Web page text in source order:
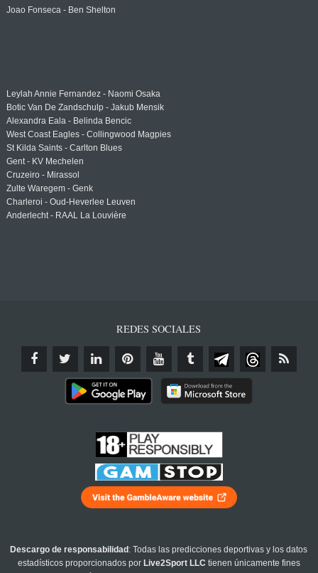
Joao Fonseca - Ben Shelton
Leylah Annie Fernandez - Naomi Osaka
Botic Van De Zandschulp - Jakub Mensik
Alexandra Eala - Belinda Bencic
West Coast Eagles - Collingwood Magpies
St Kilda Saints - Carlton Blues
Gent - KV Mechelen
Cruzeiro - Mirassol
Zulte Waregem - Genk
Charleroi - Oud-Heverlee Leuven
Anderlecht - RAAL La Louvière
REDES SOCIALES
Descargo de responsabilidad : Todas las predicciones deportivas y los datos
estadísticos proporcionados por Live2Sport LLC tienen únicamente fines